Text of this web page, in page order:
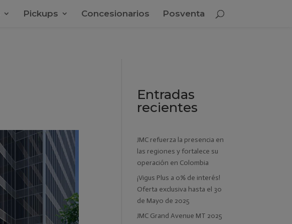
Pickups Concesionarios Posventa
Entradas
recientes
JMC refuerza la presencia en
las regiones y fortalece su
operación en Colombia
¡Vigus Plus a 0% de interés!
Oferta exclusiva hasta el 30
de Mayo de 2025
JMC Grand Avenue MT 2025